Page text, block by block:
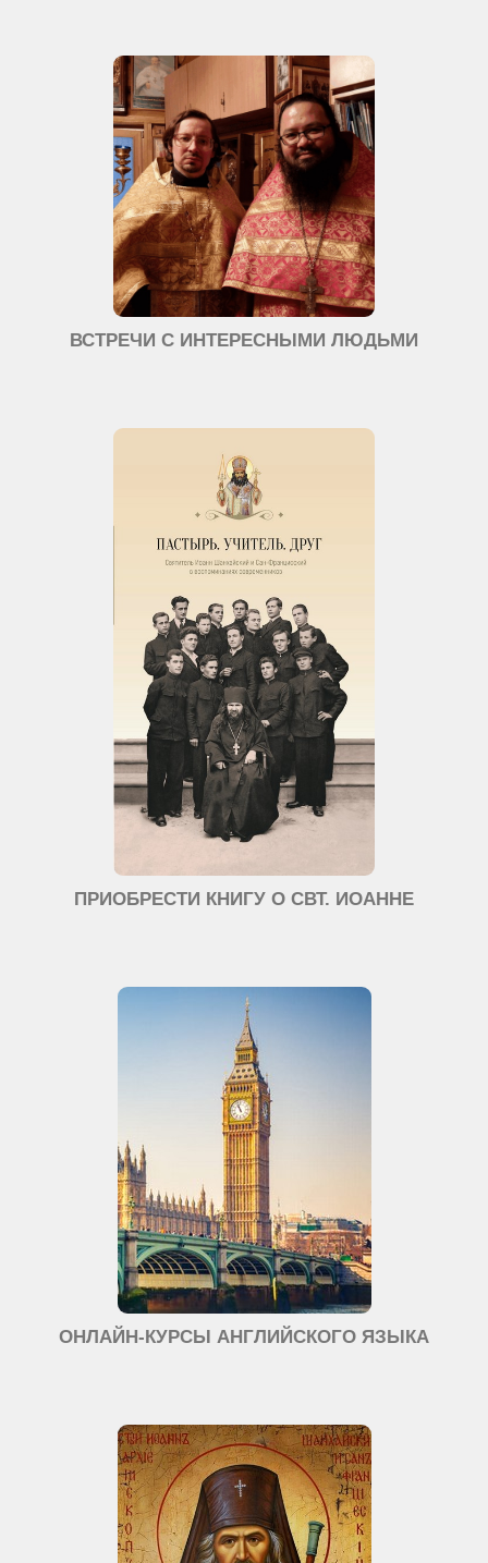
ВСТРЕЧИ С ИНТЕРЕСНЫМИ ЛЮДЬМИ
ПРИОБРЕСТИ КНИГУ О СВТ. ИОАННЕ
ОНЛАЙН-КУРСЫ АНГЛИЙСКОГО ЯЗЫКА